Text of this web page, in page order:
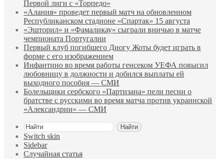
Первой лиги с «Торпедо»
«Алания» проведет первый матч на обновленном
Республиканском стадионе «Спартак» 15 августа
«Эшторил» и «Фамаликау» сыграли вничью в матче
чемпионата Португалии
Первый клуб погибшего Диогу Жоты будет играть в
форме с его изображением
Инфантино во время работы генсеком УЕФА повысил
любовницу в должности и добился выплаты ей
выходного пособия — СМИ
Болельщики сербского «Партизана» пели песни о
братстве с русскими во время матча против украинской
«Александрии» — СМИ
Найти
Switch skin
Sidebar
Случайная статья